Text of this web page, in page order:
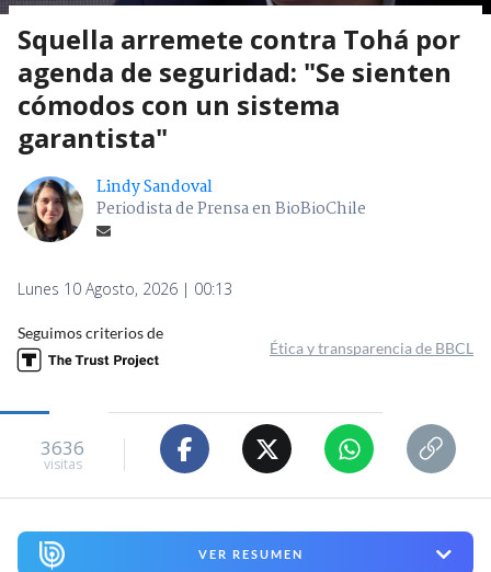
Squella arremete contra Tohá por
agenda de seguridad: "Se sienten
cómodos con un sistema
garantista"
Lindy Sandoval
Periodista de Prensa en BioBioChile
Lunes 10 Agosto, 2026 | 00:13
Seguimos criterios de
Ética y transparencia de BBCL
3636
visitas
VER RESUMEN